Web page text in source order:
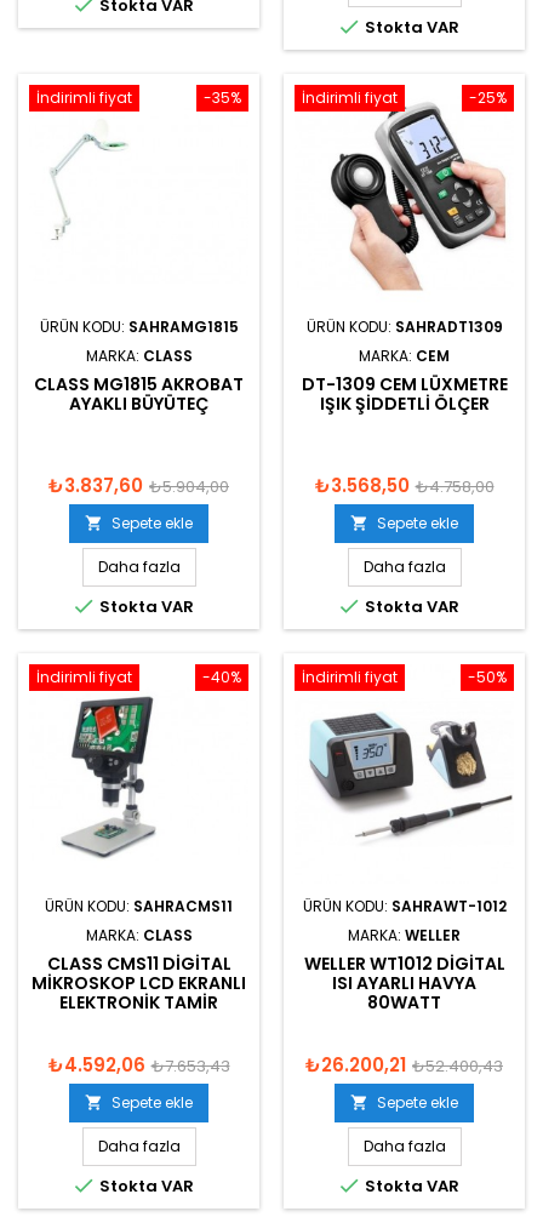
 Stokta VAR
 Stokta VAR
-35%
İndirimli fiyat
ÜRÜN KODU: SAHRAMG1815
MARKA: CLASS
CLASS MG1815 AKROBAT
AYAKLI BÜYÜTEÇ
₺3.837,60 ₺5.904,00
 Sepete ekle
Daha fazla
 Stokta VAR
-25%
İndirimli fiyat
ÜRÜN KODU: SAHRADT1309
MARKA: CEM
DT-1309 CEM LÜXMETRE
IŞIK ŞIDDETLI ÖLÇER
₺3.568,50 ₺4.758,00
 Sepete ekle
Daha fazla
 Stokta VAR
-40%
İndirimli fiyat
ÜRÜN KODU: SAHRACMS11
MARKA: CLASS
CLASS CMS11 DIGITAL
MIKROSKOP LCD EKRANLI
ELEKTRONIK TAMIR
₺4.592,06 ₺7.653,43
 Sepete ekle
Daha fazla
 Stokta VAR
-50%
İndirimli fiyat
ÜRÜN KODU: SAHRAWT-1012
MARKA: WELLER
WELLER WT1012 DIGITAL
ISI AYARLI HAVYA
80WATT
₺26.200,21 ₺52.400,43
 Sepete ekle
Daha fazla
 Stokta VAR